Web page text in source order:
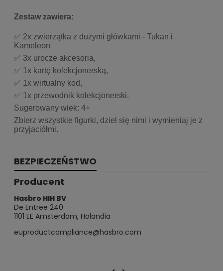
Zestaw zawiera:
✅ 2x zwierzątka z dużymi główkami - Tukan i
Kameleon
✅ 3x urocze akcesoria,
✅ 1x kartę kolekcjonerską,
✅ 1x wirtualny kod,
✅ 1x przewodnik kolekcjonerski.
Sugerowany wiek: 4+
Zbierz wszystkie figurki, dziel się nimi i wymieniaj je z
przyjaciółmi.
BEZPIECZEŃSTWO
Producent
Hasbro HIH BV
De Entree 240
1101 EE Amsterdam, Holandia
euproductcompliance@hasbro.com